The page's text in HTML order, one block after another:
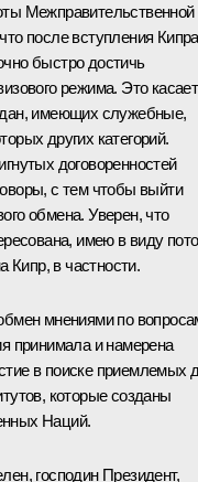
Межправительственной
после вступления Кипра
быстро достичь
режима. Это
имеющих служебные,
других категорий.
договоренностей
с тем чтобы выйти
обмена. Уверен, что
имею в виду
Кипр, в частности.
мнениями по
принимала и намерена
в поиске приемлемых
которые созданы
Наций.
господин Президент,